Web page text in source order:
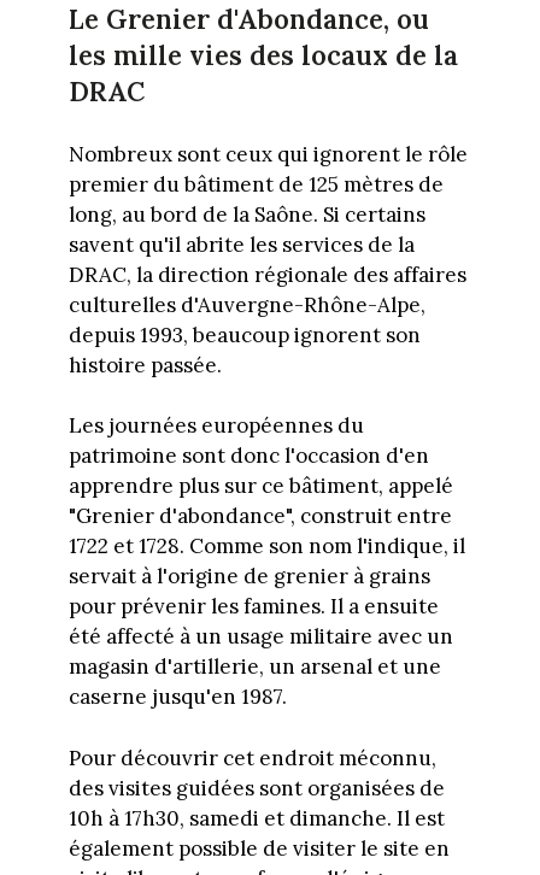
Le Grenier d'Abondance, ou
les mille vies des locaux de la
DRAC
Nombreux sont ceux qui ignorent le rôle
premier du bâtiment de 125 mètres de
long, au bord de la Saône. Si certains
savent qu'il abrite les services de la
DRAC, la direction régionale des affaires
culturelles d'Auvergne-Rhône-Alpe,
depuis 1993, beaucoup ignorent son
histoire passée.
Les journées européennes du
patrimoine sont donc l'occasion d'en
apprendre plus sur ce bâtiment, appelé
"Grenier d'abondance", construit entre
1722 et 1728. Comme son nom l'indique, il
servait à l'origine de grenier à grains
pour prévenir les famines. Il a ensuite
été affecté à un usage militaire avec un
magasin d'artillerie, un arsenal et une
caserne jusqu'en 1987.
Pour découvrir cet endroit méconnu,
des visites guidées sont organisées de
10h à 17h30, samedi et dimanche. Il est
également possible de visiter le site en